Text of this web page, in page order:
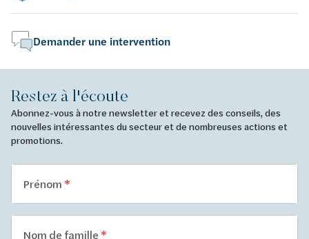
Demander une intervention
Restez à l'écoute
Abonnez-vous à notre newsletter et recevez des conseils, des
nouvelles intéressantes du secteur et de nombreuses actions et
promotions.
Prénom
Nom de famille